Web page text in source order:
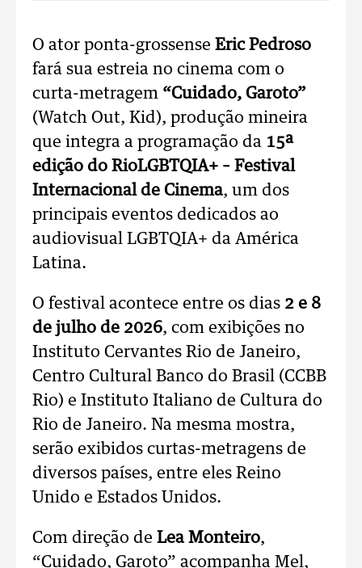
O ator ponta-grossense Eric Pedroso
fará sua estreia no cinema com o
curta-metragem “Cuidado, Garoto”
(Watch Out, Kid), produção mineira
que integra a programação da 15ª
edição do RioLGBTQIA+ – Festival
Internacional de Cinema, um dos
principais eventos dedicados ao
audiovisual LGBTQIA+ da América
Latina.
O festival acontece entre os dias 2 e 8
de julho de 2026, com exibições no
Instituto Cervantes Rio de Janeiro,
Centro Cultural Banco do Brasil (CCBB
Rio) e Instituto Italiano de Cultura do
Rio de Janeiro. Na mesma mostra,
serão exibidos curtas-metragens de
diversos países, entre eles Reino
Unido e Estados Unidos.
Com direção de Lea Monteiro,
“Cuidado, Garoto” acompanha Mel,